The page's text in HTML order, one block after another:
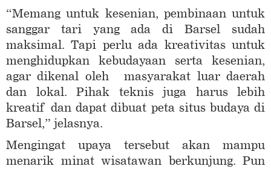
“Memang untuk kesenian, pembinaan untuk
sanggar tari yang ada di Barsel sudah
maksimal. Tapi perlu ada kreativitas untuk
menghidupkan kebudayaan serta kesenian,
agar dikenal oleh masyarakat luar daerah
dan lokal. Pihak teknis juga harus lebih
kreatif dan dapat dibuat peta situs budaya di
Barsel,” jelasnya.
Mengingat upaya tersebut akan mampu
menarik minat wisatawan berkunjung. Pun